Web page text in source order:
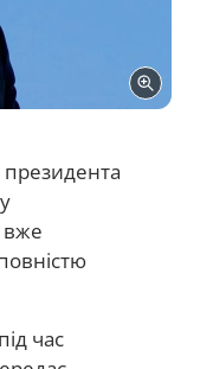
президента
вже
час